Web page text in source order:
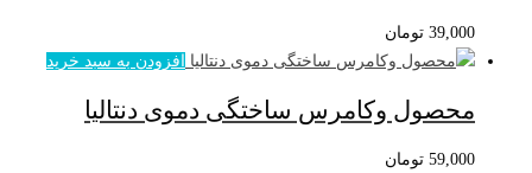
39,000 تومان
افزودن به سبد خرید
محصول وکامرس ساختگی دموی دنتالیا
59,000 تومان